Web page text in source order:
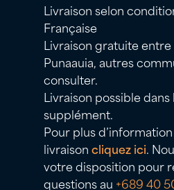
Livraison selon
Française
Livraison gratuite
Punaauia, autres
consulter.
Livraison possible dans
supplément.
Pour plus
livraisoncliquez ici.
votre disposition pour
questions au +689 40